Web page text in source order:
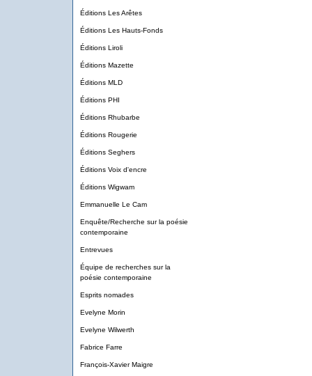
Éditions Les Arêtes
Éditions Les Hauts-Fonds
Éditions Liroli
Éditions Mazette
Éditions MLD
Éditions PHI
Éditions Rhubarbe
Éditions Rougerie
Éditions Seghers
Éditions Voix d'encre
Éditions Wigwam
Emmanuelle Le Cam
Enquête/Recherche sur la poésie
contemporaine
Entrevues
Équipe de recherches sur la
poésie contemporaine
Esprits nomades
Evelyne Morin
Evelyne Wilwerth
Fabrice Farre
François-Xavier Maigre